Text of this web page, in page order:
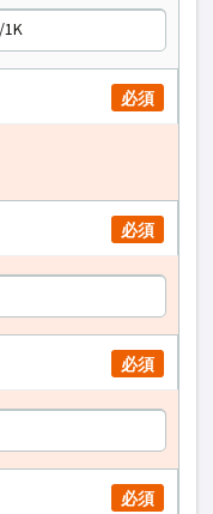
必須
必須
必須
必須